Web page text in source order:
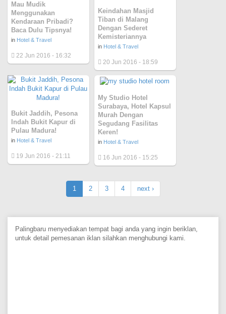
Mau Mudik
Menggunakan
Kendaraan Pribadi?
Baca Dulu Tipsnya!
in Hotel & Travel
22 Jun 2016 - 16:32
Keindahan Masjid
Tiban di Malang
Dengan Sederet
Kemisteriannya
in Hotel & Travel
20 Jun 2016 - 18:59
Bukit Jaddih, Pesona
Indah Bukit Kapur di
Pulau Madura!
in Hotel & Travel
19 Jun 2016 - 21:11
My Studio Hotel
Surabaya, Hotel Kapsul
Murah Dengan
Segudang Fasilitas
Keren!
in Hotel & Travel
16 Jun 2016 - 15:25
1 2 3 4 next ›
Palingbaru menyediakan tempat bagi anda yang ingin beriklan,
untuk detail pemesanan iklan silahkan menghubungi kami.